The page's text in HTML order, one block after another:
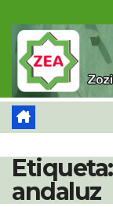
Etiqueta:
andaluz